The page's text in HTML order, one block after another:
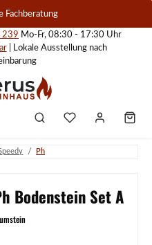
Fachberatung
239 Mo-Fr, 08:30 - 17:30 Uhr
| Lokale Ausstellung nach
/ Ph
Bodenstein Set A